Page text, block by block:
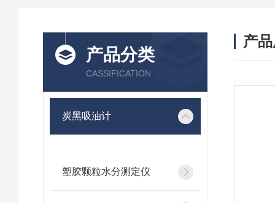
产品分类
CASSIFICATION
炭黑吸油计
塑胶颗粒水分测定仪
产